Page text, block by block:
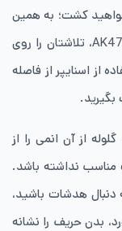
خواهید کشت؛ به همین
دلیل بهتر است با تفنگ‌هایی مانند شاتگان و AK47، تلاشتان را روی
از اسنایپر از فاصله
بگیرید.
از آن انمی را از
مناسب نداشته باشد.
دنبال هدشات باشید،
بدن حریف را نشانه